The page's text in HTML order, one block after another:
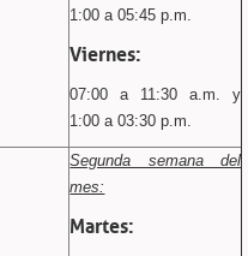
1:00 a 05:45 p.m.
Viernes:
07:00 a 11:30 a.m. y
1:00 a 03:30 p.m.
Segunda semana del
mes:
Martes: